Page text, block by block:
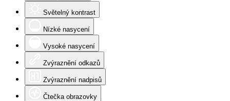
Světelný kontrast
Nízké nasycení
Vysoké nasycení
Zvýraznění odkazů
Zvýraznění nadpisů
Čtečka obrazovky